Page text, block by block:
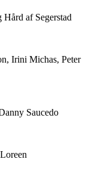
af Segerstad
Irini Michas, Peter
Saucedo